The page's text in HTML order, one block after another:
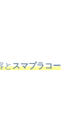
とスマプラコー